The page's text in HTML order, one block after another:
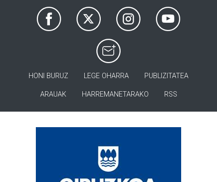
HONI BURUZ LEGE OHARRA PUBLIZITATEA
ARAUAK HARREMANETARAKO RSS